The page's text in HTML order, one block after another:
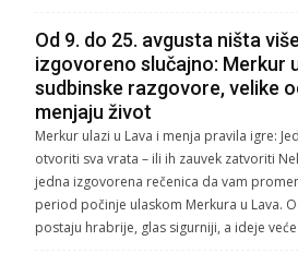
Od 9. do 25. avgusta ništa
izgovoreno slučajno: Merkur
sudbinske razgovore, velike
menjaju život
Merkur ulazi u Lava i menja pravila igre:
otvoriti sva vrata – ili ih zauvek zatvoriti
jedna izgovorena rečenica da vam
period počinje ulaskom Merkura u Lava.
postaju hrabrije, glas sigurniji, a ideje